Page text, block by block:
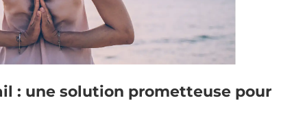
: une solution prometteuse pour